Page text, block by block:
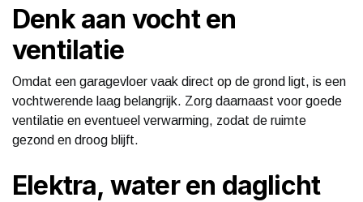
Denk aan vocht en
ventilatie
Omdat een garagevloer vaak direct op de grond ligt, is een
vochtwerende laag belangrijk. Zorg daarnaast voor goede
ventilatie en eventueel verwarming, zodat de ruimte
gezond en droog blijft.
Elektra, water en daglicht